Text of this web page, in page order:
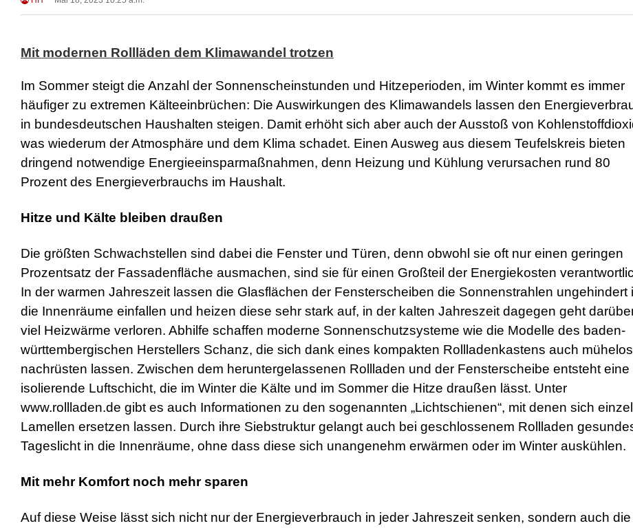
Mit modernen Rollläden dem Klimawandel trotzen
Im Sommer steigt die Anzahl der Sonnenscheinstunden und Hitzeperioden, im Winter kommt es immer
häufiger zu extremen Kälteeinbrüchen: Die Auswirkungen des Klimawandels lassen den
in bundesdeutschen Haushalten steigen. Damit erhöht sich aber auch der Ausstoß von
was wiederum der Atmosphäre und dem Klima schadet. Einen Ausweg aus diesem Teufelskreis bieten
dringend notwendige Energieeinsparmaßnahmen, denn Heizung und Kühlung verursachen rund 80
Prozent des Energieverbrauchs im Haushalt.
Hitze und Kälte bleiben draußen
Die größten Schwachstellen sind dabei die Fenster und Türen, denn obwohl sie oft nur einen geringen
Prozentsatz der Fassadenfläche ausmachen, sind sie für einen Großteil der Energiekosten
In der warmen Jahreszeit lassen die Glasflächen der Fensterscheiben die Sonnenstrahlen ungehindert
die Innenräume einfallen und heizen diese sehr stark auf, in der kalten Jahreszeit dagegen geht
viel Heizwärme verloren. Abhilfe schaffen moderne Sonnenschutzsysteme wie die Modelle des baden-
württembergischen Herstellers Schanz, die sich dank eines kompakten Rollladenkastens auch mühelos
nachrüsten lassen. Zwischen dem heruntergelassenen Rollladen und der Fensterscheibe entsteht eine
isolierende Luftschicht, die im Winter die Kälte und im Sommer die Hitze draußen lässt. Unter
www.rollladen.de gibt es auch Informationen zu den sogenannten „Lichtschienen“, mit denen sich
Lamellen ersetzen lassen. Durch ihre Siebstruktur gelangt auch bei geschlossenem Rollladen
Tageslicht in die Innenräume, ohne dass diese sich unangenehm erwärmen oder im Winter auskühlen.
Mit mehr Komfort noch mehr sparen
Auf diese Weise lässt sich nicht nur der Energieverbrauch in jeder Jahreszeit senken, sondern auch die